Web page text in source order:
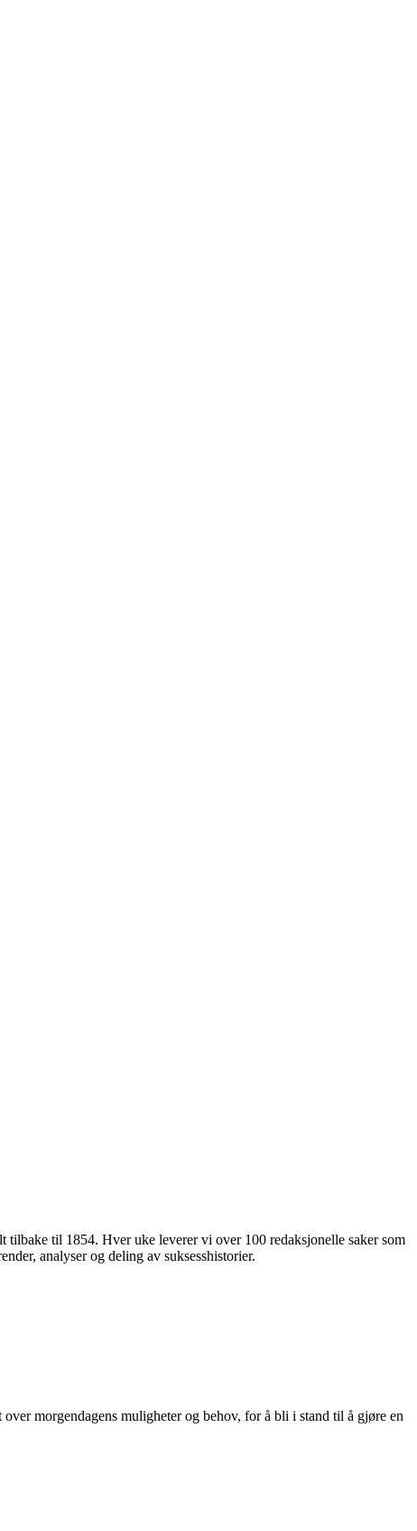
til 1854. Hver uke leverer vi over 100 redaksjonelle saker som
analyser og deling av suksesshistorier.
morgendagens muligheter og behov, for å bli i stand til å gjøre en